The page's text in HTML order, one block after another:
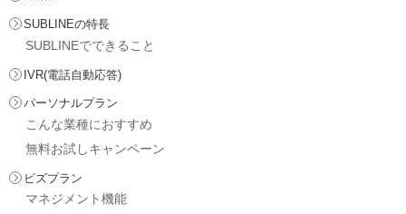
SUBLINEの特長
SUBLINEでできること
IVR(電話自動応答)
パーソナルプラン
こんな業種におすすめ
無料お試しキャンペーン
ビズプラン
マネジメント機能